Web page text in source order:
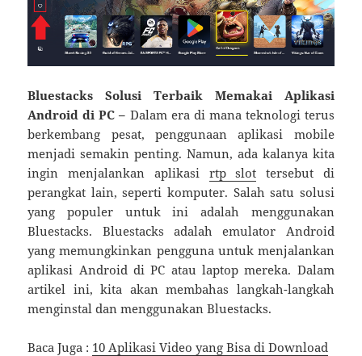
Bluestacks Solusi Terbaik Memakai Aplikasi
Android di PC – Dalam era di mana teknologi terus
berkembang pesat, penggunaan aplikasi mobile
menjadi semakin penting. Namun, ada kalanya kita
ingin menjalankan aplikasi rtp slot tersebut di
perangkat lain, seperti komputer. Salah satu solusi
yang populer untuk ini adalah menggunakan
Bluestacks. Bluestacks adalah emulator Android
yang memungkinkan pengguna untuk menjalankan
aplikasi Android di PC atau laptop mereka. Dalam
artikel ini, kita akan membahas langkah-langkah
menginstal dan menggunakan Bluestacks.
Baca Juga : 10 Aplikasi Video yang Bisa di Download